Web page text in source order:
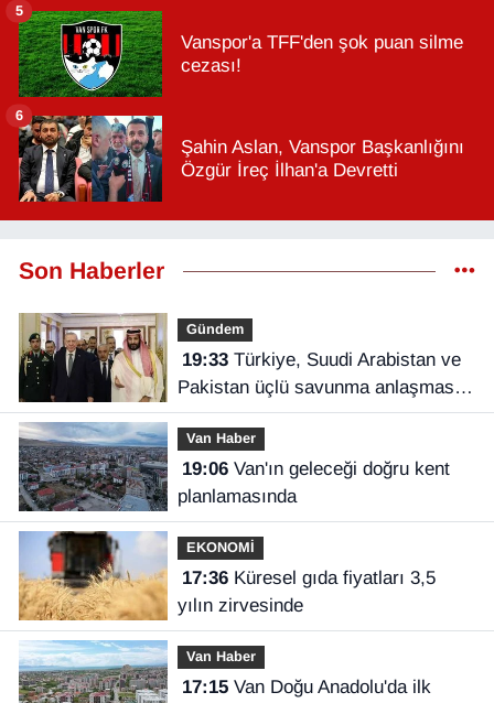
Vanspor'a TFF'den şok puan silme
cezası!
5
Şahin Aslan, Vanspor Başkanlığını
Özgür İreç İlhan'a Devretti
6
Son Haberler
Gündem
19:33Türkiye, Suudi Arabistan ve
Pakistan üçlü savunma anlaşması
imzaladı
Van Haber
19:06Van'ın geleceği doğru kent
planlamasında
EKONOMİ
17:36Küresel gıda fiyatları 3,5
yılın zirvesinde
Van Haber
17:15Van Doğu Anadolu'da ilk